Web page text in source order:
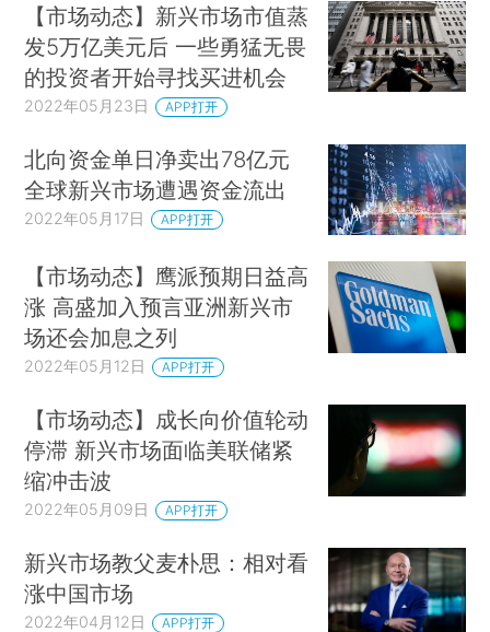
【市场动态】新兴市场市值蒸
发5万亿美元后 一些勇猛无畏
的投资者开始寻找买进机会
2022年05月23日 APP打开
北向资金单日净卖出78亿元
全球新兴市场遭遇资金流出
2022年05月17日 APP打开
【市场动态】鹰派预期日益高
涨 高盛加入预言亚洲新兴市
场还会加息之列
2022年05月12日 APP打开
【市场动态】成长向价值轮动
停滞 新兴市场面临美联储紧
缩冲击波
2022年05月09日 APP打开
新兴市场教父麦朴思：相对看
涨中国市场
2022年04月12日 APP打开